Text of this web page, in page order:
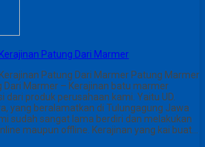
Patung Dari Marmer
Patung Dari Marmer Patung Marmer
Dari Marmer – Kerajinan batu marmer
dari produk perusahaan kami. Yaitu UD.
yang beralamatkan di Tulungagung Jawa
sudah sangat lama berdiri dan melakukan
maupun offline. Kerajinan yang kai buat…